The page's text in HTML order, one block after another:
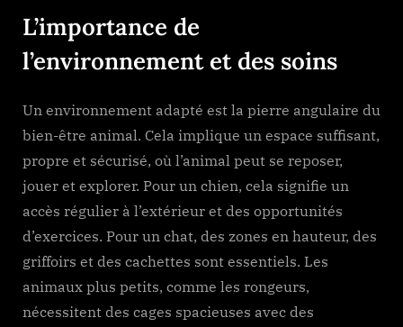
L’importance de
l’environnement et des soins
Un environnement adapté est la pierre angulaire du
bien-être animal. Cela implique un espace suffisant,
propre et sécurisé, où l’animal peut se reposer,
jouer et explorer. Pour un chien, cela signifie un
accès régulier à l’extérieur et des opportunités
d’exercices. Pour un chat, des zones en hauteur, des
griffoirs et des cachettes sont essentiels. Les
animaux plus petits, comme les rongeurs,
nécessitent des cages spacieuses avec des